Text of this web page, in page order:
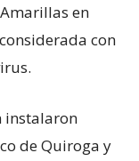
en
con
instalaron
de Quiroga y